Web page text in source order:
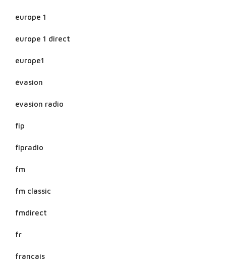
europe 1
europe 1 direct
europe1
évasion
evasion radio
fip
fipradio
fm
fm classic
fmdirect
fr
francais